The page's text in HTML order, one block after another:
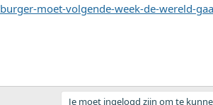
moet-volgende-week-de-wereld-
Je moet ingelogd zijn om te